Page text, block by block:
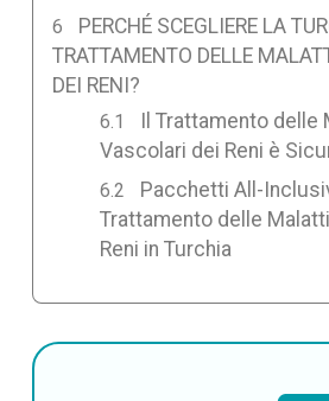
PERCHÉ SCEGLIERE LA
TRATTAMENTO DELLE
DEI RENI?
Il Trattamento delle
Vascolari dei Reni è
Pacchetti All-
Trattamento delle
Reni in Turchia